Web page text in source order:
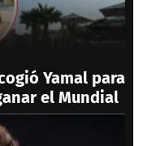
Yamal para
el Mundial